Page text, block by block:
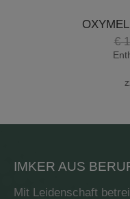
€
IMKER AUS
Mit Leidenschaft